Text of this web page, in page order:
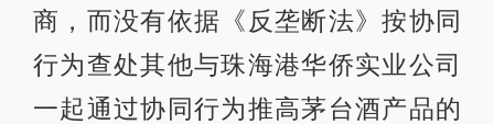
商，而没有依据《反垄断法》按协同
行为查处其他与珠海港华侨实业公司
一起通过协同行为推高茅台酒产品的